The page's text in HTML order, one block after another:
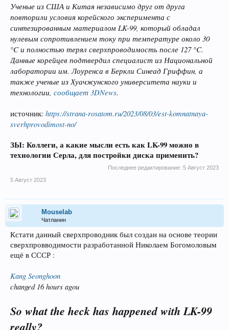
Ученые из США и Китая независимо друг от друга
повторили условия корейского эксперимента с
синтезированным материалом LK-99, который обладал
нулевым сопротивлением току при температуре около 30
°C и полностью терял сверхпроводимость после 127 °C.
Данные корейцев подтвердил специалист из Национальной
лаборатории им. Лоуренса в Беркли Синеад Гриффин, а
также ученые из Хуачжунского университета науки и
технологии, сообщает 3DNews.
источник: https://strana-rosatom.ru/2023/08/03/est-komnatnaya-
sverhprovodimost-no/
ЗЫ: Коллеги, а какие мысли есть как LK-99 можно в
технологии Серла, для постройки диска применить?
Последнее редактирование: 5 Август 2023
5 Август 2023
Mouselab
Чатланин
Кстати данный сверхпроводник был создан на основе теории
сверхпровводимости разработанной Николаем Богомоловым
ещё в СССР :
Kang Seonghoon
changed 16 hours agou
So what the heck has happened with LK-99
really?